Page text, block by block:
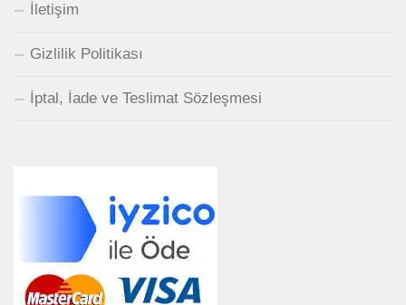
İletişim
Gizlilik Politikası
İptal, İade ve Teslimat Sözleşmesi